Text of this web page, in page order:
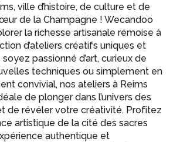
ville d’histoire, de culture et de
de la Champagne ! Wecandoo
la richesse artisanale rémoise à
d’ateliers créatifs uniques et
passionné d’art, curieux de
techniques ou simplement en
convivial, nos ateliers à Reims
de plonger dans l’univers des
de révéler votre créativité. Profitez
artistique de la cité des sacres
authentique et